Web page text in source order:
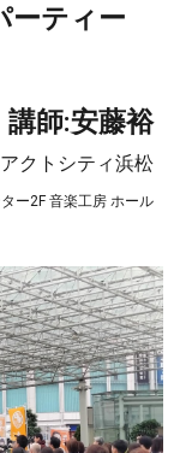
ーティー
講師:安藤裕
アクトシティ浜松
ー2F 音楽工房 ホール